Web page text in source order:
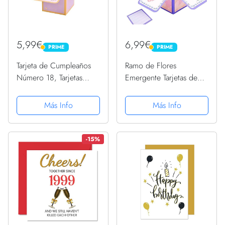
5,99€ PRIME
PRIME
Tarjeta de Cumpleaños
Número 18, Tarjetas
Sobre y Tarjetita Caja de
Cumpleaños 3D
Creativa, Tarjeta
Felicitacion Cumpleaños
para...
Más Info
6,99€ PRIME
PRIME
Ramo de Flores
Emergente Tarjetas de
Tarjetas Felicitacion
Cumpleaños para
Hombres y Mujeres
y Niños (Estilo A5)
Más Info
-15%